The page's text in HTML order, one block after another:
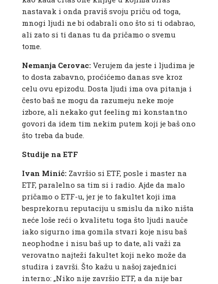
nastavak i onda praviš svoju priču od toga,
mnogi ljudi ne bi odabrali ono što si ti odabrao,
ali zato si ti danas tu da pričamo o svemu
tome.
Nemanja Cerovac: Verujem da jeste i ljudima je
to dosta zabavno, proćićemo danas sve kroz
celu ovu epizodu. Dosta ljudi ima ova pitanja i
često baš ne mogu da razumeju neke moje
izbore, ali nekako gut feeling mi konstantno
govori da idem tim nekim putem koji je baš ono
što treba da bude.
Studije na ETF
Ivan Minić: Završio si ETF, posle i master na
ETF, paralelno sa tim si i radio. Ajde da malo
pričamo o ETF-u, jer je to fakultet koji ima
besprekornu reputaciju u smislu da niko ništa
neće loše reći o kvalitetu toga što ljudi nauče
iako sigurno ima gomila stvari koje nisu baš
neophodne i nisu baš up to date, ali važi za
verovatno najteži fakultet koji neko može da
studira i završi. Što kažu u našoj zajednici
interno: „Niko nije završio ETF, a da nije bar